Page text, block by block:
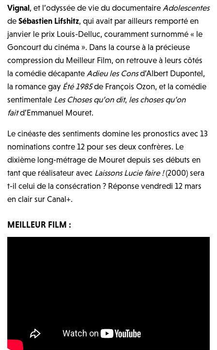
Vignal, et l’odyssée de vie du documentaire Adolescentes
de Sébastien Lifshitz, qui avait par ailleurs remporté en
janvier le prix Louis-Delluc, couramment surnommé « le
Goncourt du cinéma ». Dans la course à la précieuse
compression du Meilleur Film, on retrouve à leurs côtés
la comédie décapante Adieu les Consd’Albert Dupontel,
la romance gay Été 1985de François Ozon, et la comédie
sentimentale Les Choses qu’on dit, les choses qu’on
faitd’Emmanuel Mouret.
Le cinéaste des sentiments domine les pronostics avec 13
nominations contre 12 pour ses deux confrères. Le
dixième long-métrage de Mouret depuis ses débuts en
tant que réalisateur avec Laissons Lucie faire !(2000) sera
t-il celui de la consécration ? Réponse vendredi 12 mars
en clair sur Canal+.
MEILLEUR FILM :